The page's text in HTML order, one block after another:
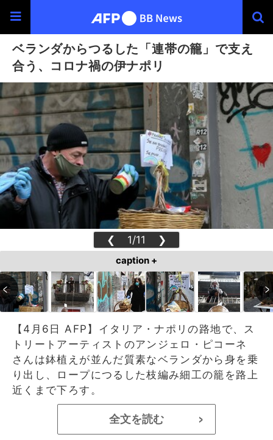
ベランダからつるした「連帯の籠」で支え
合う、コロナ禍の伊ナポリ
❮ 1/11 ❯
caption +
【4月6日 AFP】イタリア・ナポリの路地で、ス
トリートアーティストのアンジェロ・ピコーネ
さんは鉢植えが並んだ質素なベランダから身を乗
り出し、ロープにつるした枝編み細工の籠を路上
近くまで下ろす。
全文を読む >